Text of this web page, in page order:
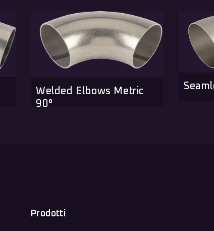
Welded Elbows Metric
90°
Prodotti